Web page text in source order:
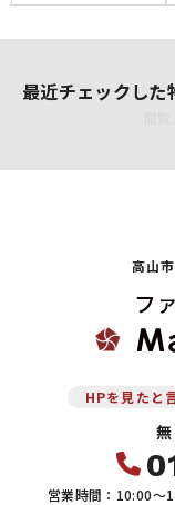
最近チェックした
高山
HPを見たと
営業時間：10:00〜